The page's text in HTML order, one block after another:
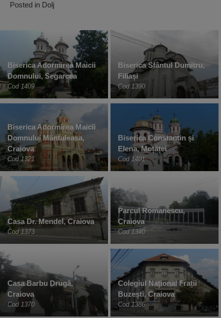
Posted in Dolj
Biserica Adormirea Maicii
Domnului, Segarcea
Cod 1409
Biserica Sfântul Dumitru,
Filiași
Cod 1390
Biserica Adormirea Maicii
Domnului Mântuleasa,
Craiova
Cod 1321
Biserica Constantin și
Elena, Moțăței
Cod 1401
Casa Dr. Mendel, Craiova
Cod 1373
Parcul Romanescu,
Craiova
Cod 1340
Casa Barbu Drugă,
Craiova
Cod 1370
Colegiul Național Frații
Buzești, Craiova
Cod 1386